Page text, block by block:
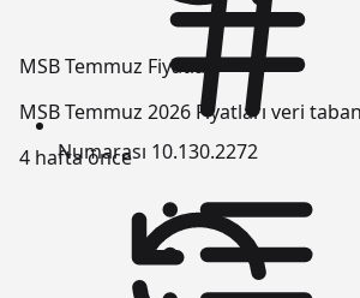
MSB Temmuz Fiyatları
MSB Temmuz 2026 Fiyatları veri
4 hafta önce
Numarası 10.130.2272